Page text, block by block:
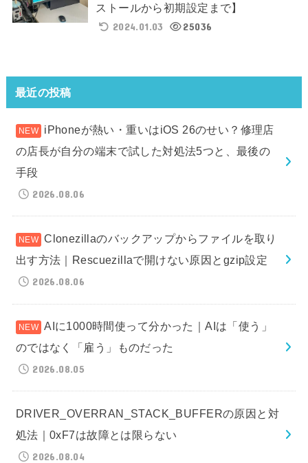
ストールから初期設定まで】
2024.01.03
25036
最近の投稿
iPhoneが熱い・重いはiOS 26のせい？修理店
の店長が自分の端末で試した対処法5つと、最後の
手段
2026.08.06
Clonezillaのバックアップからファイルを取り
出す方法｜Rescuezillaで開けない原因とgzip設定
2026.08.06
AIに1000時間使って分かった｜AIは「使う」
のではなく「雇う」ものだった
2026.08.05
DRIVER_OVERRAN_STACK_BUFFERの原因と対
処法｜0xF7は故障とは限らない
2026.08.04